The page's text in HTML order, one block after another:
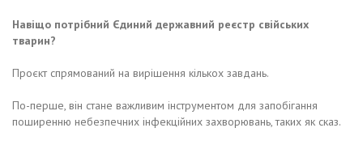
Навіщо потрібний Єдиний державний реєстр свійських
тварин?
Проєкт спрямований на вирішення кількох завдань.
По-перше, він стане важливим інструментом для запобігання
поширенню небезпечних інфекційних захворювань, таких як сказ.